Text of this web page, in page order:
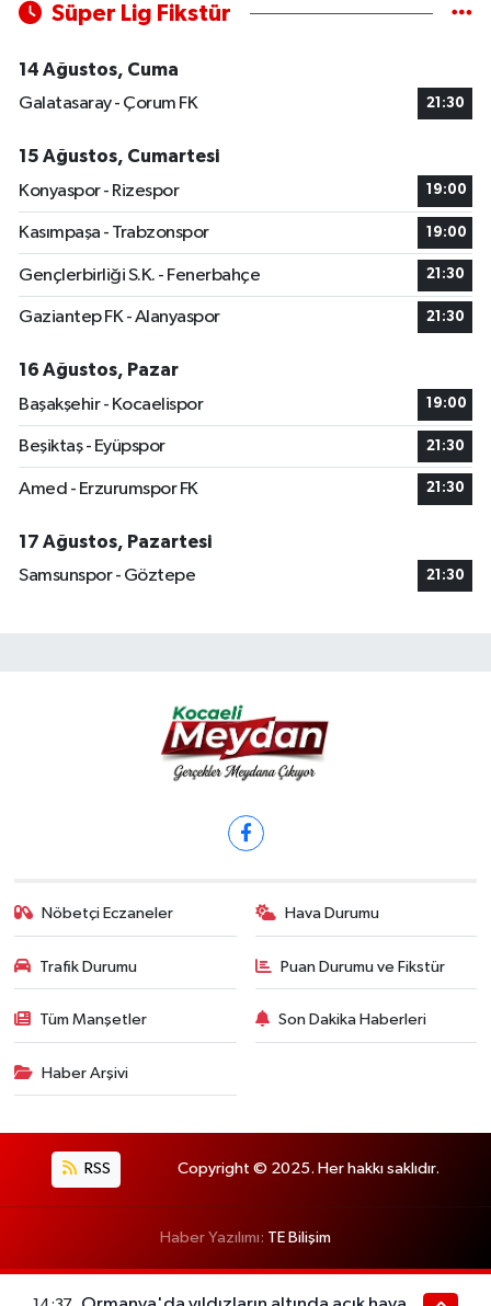
Süper Lig Fikstür
14 Ağustos, Cuma
Galatasaray - Çorum FK
21:30
15 Ağustos, Cumartesi
Konyaspor - Rizespor
19:00
Kasımpaşa - Trabzonspor 19:00
Gençlerbirliği S.K. - Fenerbahçe 21:30
Gaziantep FK - Alanyaspor 21:30
16 Ağustos, Pazar
Başakşehir - Kocaelispor
19:00
Beşiktaş - Eyüpspor 21:30
Amed - Erzurumspor FK 21:30
17 Ağustos, Pazartesi
Samsunspor - Göztepe
21:30
Nöbetçi Eczaneler Hava Durumu
Trafik Durumu Puan Durumu ve Fikstür
Tüm Manşetler Son Dakika Haberleri
Haber Arşivi
RSS Copyright © 2025. Her hakkı saklıdır.
Haber Yazılımı: TE Bilişim